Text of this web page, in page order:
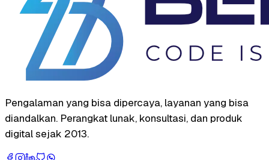
Pengalaman yang bisa dipercaya, layanan yang bisa
diandalkan. Perangkat lunak, konsultasi, dan produk
digital sejak 2013.